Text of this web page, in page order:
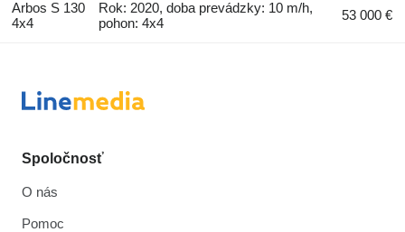
Arbos S 130
4x4
Rok: 2020, doba prevádzky: 10 m/h,
pohon: 4x4
53 000 €
Spoločnosť
O nás
Pomoc